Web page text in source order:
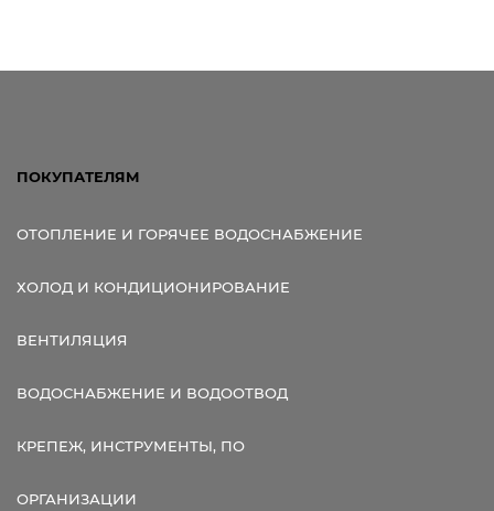
ПОКУПАТЕЛЯМ
ОТОПЛЕНИЕ И ГОРЯЧЕЕ ВОДОСНАБЖЕНИЕ
ХОЛОД И КОНДИЦИОНИРОВАНИЕ
ВЕНТИЛЯЦИЯ
ВОДОСНАБЖЕНИЕ И ВОДООТВОД
КРЕПЕЖ, ИНСТРУМЕНТЫ, ПО
ОРГАНИЗАЦИИ